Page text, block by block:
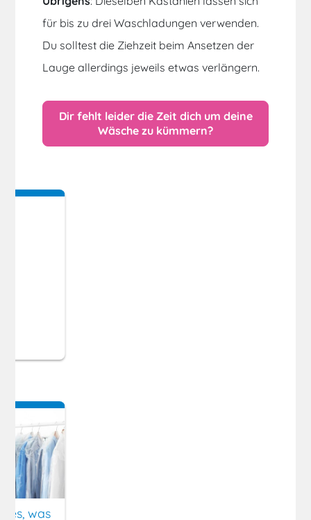
für bis zu drei Waschladungen verwenden.
Du solltest die Ziehzeit beim Ansetzen der
Lauge allerdings jeweils etwas verlängern.
Dir fehlt leider die Zeit dich um deine
Wäsche zu kümmern?
was